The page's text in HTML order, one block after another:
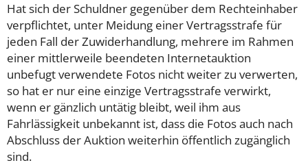
Hat sich der Schuldner gegenüber dem Rechteinhaber
verpflichtet, unter Meidung einer Vertragsstrafe für
jeden Fall der Zuwiderhandlung, mehrere im Rahmen
einer mittlerweile beendeten Internetauktion
unbefugt verwendete Fotos nicht weiter zu verwerten,
so hat er nur eine einzige Vertragsstrafe verwirkt,
wenn er gänzlich untätig bleibt, weil ihm aus
Fahrlässigkeit unbekannt ist, dass die Fotos auch nach
Abschluss der Auktion weiterhin öffentlich zugänglich
sind.